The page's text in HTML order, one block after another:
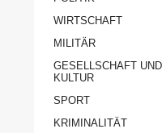
Politik
Militär
WIRTSCHAFT
MILITÄR
GESELLSCHAFT UND
KULTUR
SPORT
KRIMINALITÄT